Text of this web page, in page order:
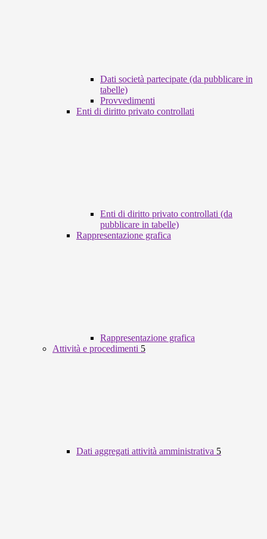
Dati società partecipate (da pubblicare in
tabelle)
Provvedimenti
Enti di diritto privato controllati
Enti di diritto privato controllati (da
pubblicare in tabelle)
Rappresentazione grafica
Rappresentazione grafica
Attività e procedimenti 5
Dati aggregati attività amministrativa 5